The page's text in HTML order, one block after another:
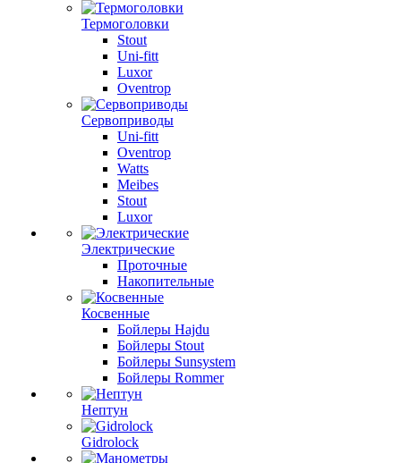
Термоголовки
Stout
Uni-fitt
Luxor
Oventrop
Сервоприводы
Uni-fitt
Oventrop
Watts
Meibes
Stout
Luxor
Электрические
Проточные
Накопительные
Косвенные
Бойлеры Hajdu
Бойлеры Stout
Бойлеры Sunsystem
Бойлеры Rommer
Нептун
Gidrolock